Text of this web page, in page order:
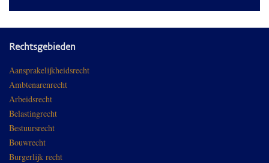
Rechtsgebieden
Aansprakelijkheidsrecht
Ambtenarenrecht
Arbeidsrecht
Belastingrecht
Bestuursrecht
Bouwrecht
Burgerlijk recht